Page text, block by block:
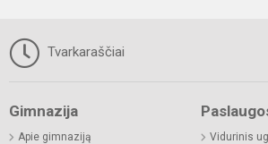
Tvarkaraščiai
Gimnazija
Apie gimnaziją
Vidurinis